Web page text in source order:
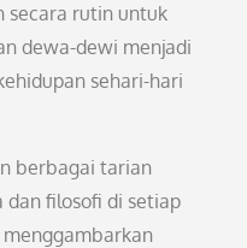
secara rutin untuk
dewa-dewi menjadi
sehari-hari
berbagai tarian
dan filosofi di setiap